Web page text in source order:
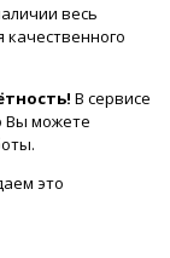
весь
В сервисе
Вы можете
это